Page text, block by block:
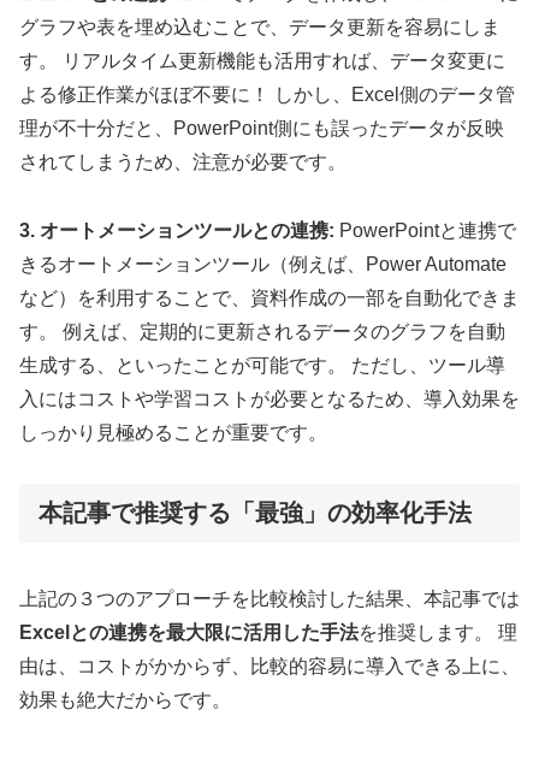
グラフや表を埋め込むことで、データ更新を容易にしま
す。 リアルタイム更新機能も活用すれば、データ変更に
よる修正作業がほぼ不要に！ しかし、Excel側のデータ管
理が不十分だと、PowerPoint側にも誤ったデータが反映
されてしまうため、注意が必要です。
3. オートメーションツールとの連携: PowerPointと連携で
きるオートメーションツール（例えば、Power Automate
など）を利用することで、資料作成の一部を自動化できま
す。 例えば、定期的に更新されるデータのグラフを自動
生成する、といったことが可能です。 ただし、ツール導
入にはコストや学習コストが必要となるため、導入効果を
しっかり見極めることが重要です。
本記事で推奨する「最強」の効率化手法
上記の３つのアプローチを比較検討した結果、本記事では
Excelとの連携を最大限に活用した手法を推奨します。 理
由は、コストがかからず、比較的容易に導入できる上に、
効果も絶大だからです。